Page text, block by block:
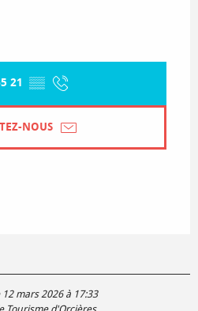
21 ▒▒
NOUS
mars 2026 à 17:33